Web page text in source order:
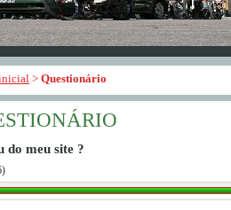
> Questionário
do meu site ?